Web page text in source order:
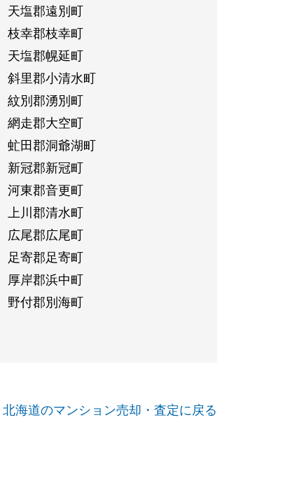
天塩郡遠別町
枝幸郡枝幸町
天塩郡幌延町
斜里郡小清水町
紋別郡湧別町
網走郡大空町
虻田郡洞爺湖町
新冠郡新冠町
河東郡音更町
上川郡清水町
広尾郡広尾町
足寄郡足寄町
厚岸郡浜中町
野付郡別海町
北海道のマンション売却・査定に戻る